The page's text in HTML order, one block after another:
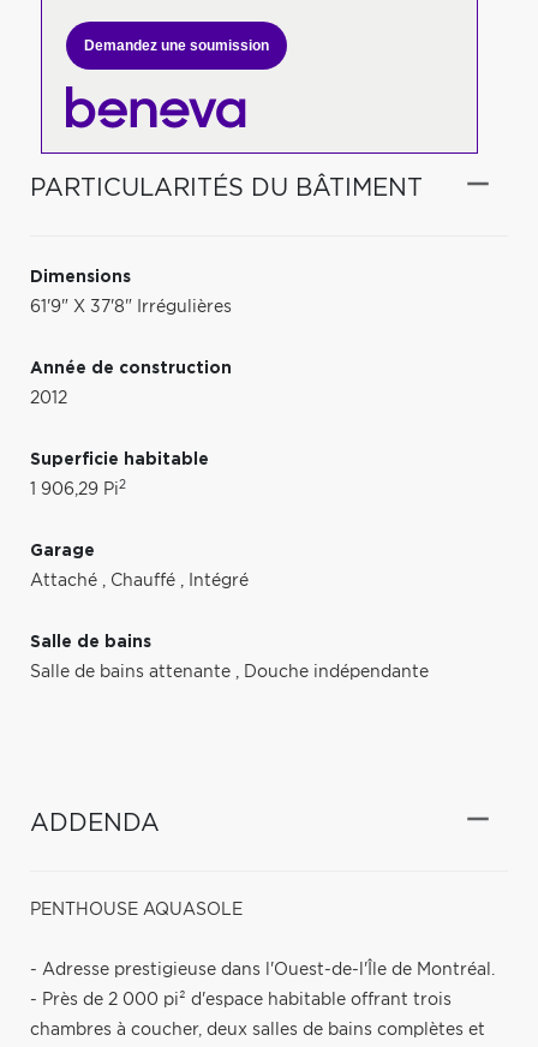
Demandez une soumission
PARTICULARITÉS DU BÂTIMENT
Dimensions
61'9" X 37'8" Irrégulières
Année de construction
2012
Superficie habitable
1 906,29 Pi2
Garage
Attaché , Chauffé , Intégré
Salle de bains
Salle de bains attenante , Douche indépendante
ADDENDA
PENTHOUSE AQUASOLE
- Adresse prestigieuse dans l'Ouest-de-l'Île de Montréal.
- Près de 2 000 pi² d'espace habitable offrant trois
chambres à coucher, deux salles de bains complètes et